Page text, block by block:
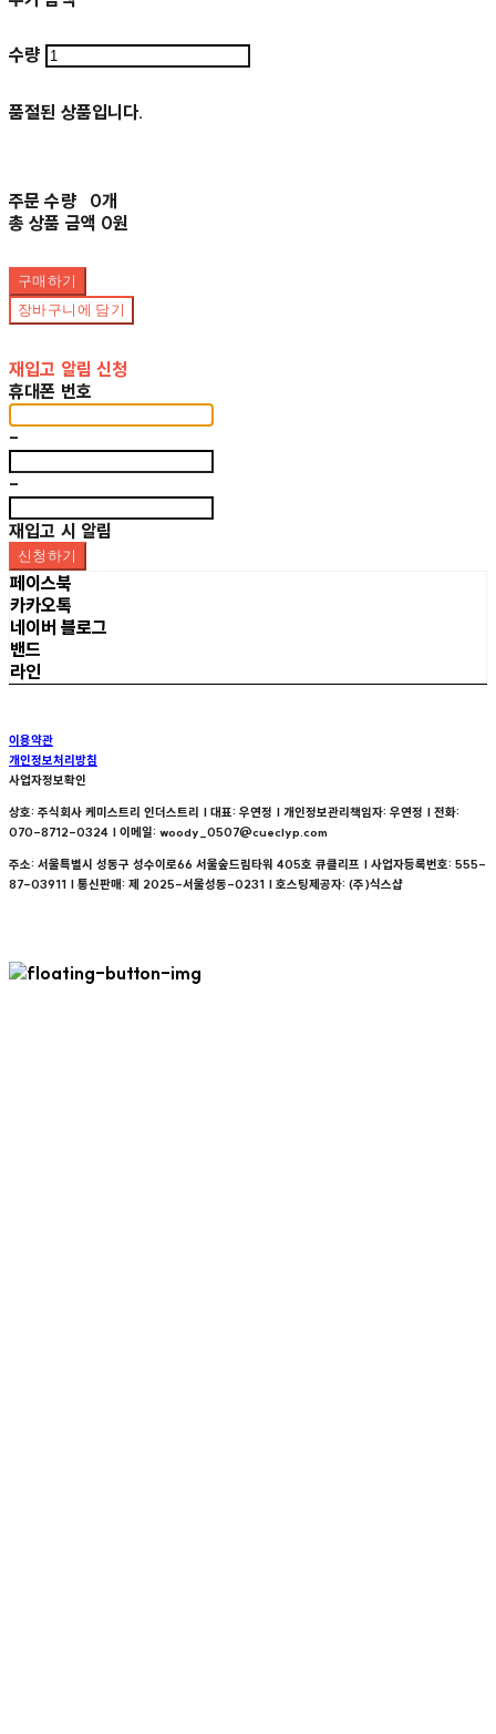
수량
품절된 상품입니다.
주문 수량
0개
총 상품 금액 0원
구매하기
장바구니에 담기
재입고 알림 신청
휴대폰 번호
-
-
재입고 시 알림
신청하기
페이스북
카카오톡
네이버 블로그
밴드
라인
이용약관
개인정보처리방침
사업자정보확인
상호: 주식회사 케미스트리 인더스트리 | 대표: 우연정 | 개인정보관리책임자: 우연정 | 전화:
070-8712-0324 | 이메일: woody_0507@cueclyp.com
주소: 서울특별시 성동구 성수이로66 서울숲드림타워 405호 큐클리프 | 사업자등록번호: 555-
87-03911 | 통신판매: 제 2025-서울성동-0231 | 호스팅제공자: (주)식스샵